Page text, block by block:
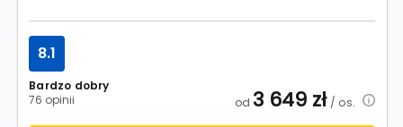
Bardzo dobry
76 opinii
8.1
od 3 649 zł/ os.